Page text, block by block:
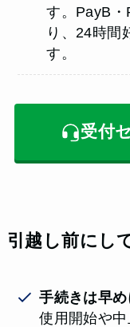
す。PayB・
り、24時間
す。
受付
引越し前にし
手続きは早め
使用開始や中